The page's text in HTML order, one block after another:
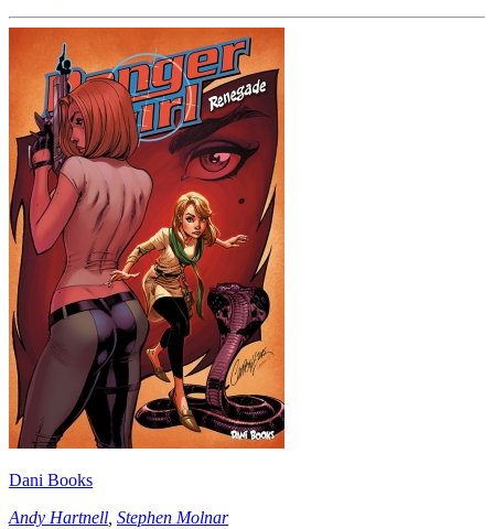
Dani Books
Andy Hartnell, Stephen Molnar